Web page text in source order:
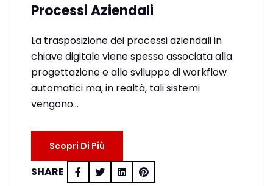
Processi Aziendali
La trasposizione dei processi aziendali in
chiave digitale viene spesso associata alla
progettazione e allo sviluppo di workflow
automatici ma, in realtà, tali sistemi
vengono…
Scopri Di Più
SHARE